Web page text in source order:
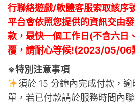
行聯絡遊戲/軟體客服索取該序
平台會依照您提供的資訊交由
款，最快一個工作日(不含六日
覆，請耐心等候!(2023/05/06
※特別注意事項
須於 15 分鐘內完成付款，
單，若已付款請於服務時間內